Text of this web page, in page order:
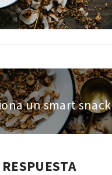
un smart snack